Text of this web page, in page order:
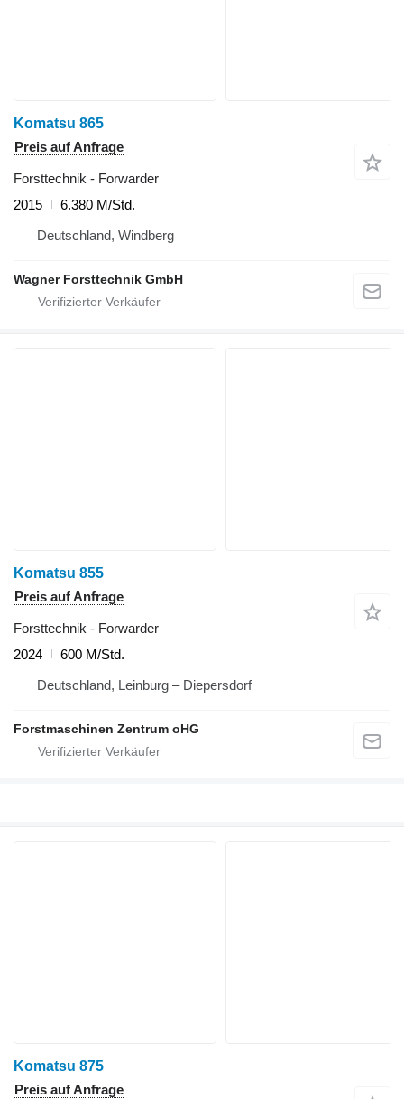
Komatsu 865
Preis auf Anfrage
Forsttechnik - Forwarder
2015
6.380 M/Std.
Deutschland, Windberg
Wagner Forsttechnik GmbH
Komatsu 855
Preis auf Anfrage
Forsttechnik - Forwarder
2024
600 M/Std.
Deutschland, Leinburg – Diepersdorf
Forstmaschinen Zentrum oHG
Komatsu 875
Preis auf Anfrage